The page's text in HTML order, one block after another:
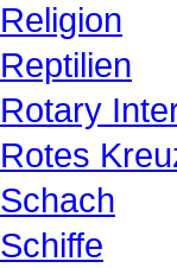
Religion
Reptilien
Rotary
Rotes
Schach
Schiffe